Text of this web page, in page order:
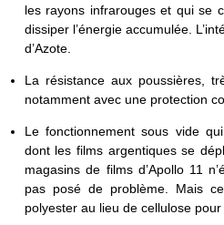
les rayons infrarouges et qui se
dissiper l’énergie accumulée.
d’Azote.
La résistance aux poussières,
notamment avec une protection
Le fonctionnement sous vide
dont les films argentiques se
magasins de films d’Apollo 11
pas posé de problème. Mais
polyester au lieu de cellulose